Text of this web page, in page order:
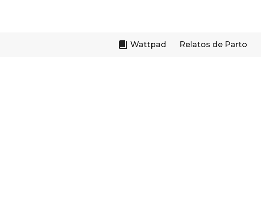
Wattpad
Relatos de Parto